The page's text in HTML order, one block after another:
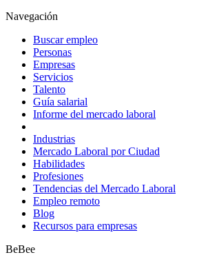
Navegación
Buscar empleo
Personas
Empresas
Servicios
Talento
Guía salarial
Informe del mercado laboral
Industrias
Mercado Laboral por Ciudad
Habilidades
Profesiones
Tendencias del Mercado Laboral
Empleo remoto
Blog
Recursos para empresas
BeBee